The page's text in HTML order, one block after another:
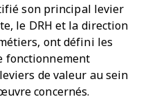
son principal levier
le DRH et la direction
ont défini les
fonctionnement
de valeur au sein
concernés.